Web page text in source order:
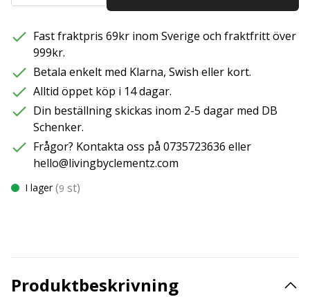
Fast fraktpris 69kr inom Sverige och fraktfritt över
999kr.
Betala enkelt med Klarna, Swish eller kort.
Alltid öppet köp i 14 dagar.
Din beställning skickas inom 2-5 dagar med DB
Schenker.
Frågor? Kontakta oss på 0735723636 eller
hello@livingbyclementz.com
I lager (9 st)
Produktbeskrivning